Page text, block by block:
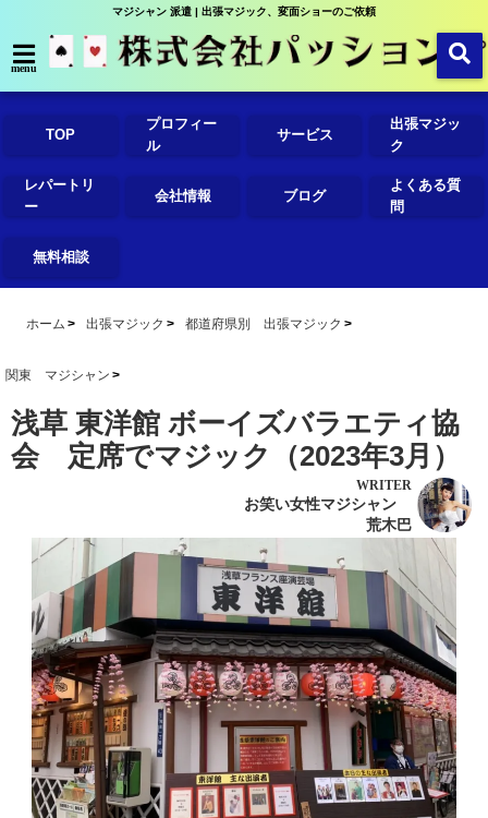
マジシャン 派遣 | 出張マジック、変面ショーのご依頼
menu
TOP
プロフィー
ル
サービス
出張マジッ
ク
レパートリ
ー
会社情報 ブログ
よくある質
問
無料相談
ホーム 出張マジック 都道府県別 出張マジック
関東 マジシャン
浅草 東洋館 ボーイズバラエティ協
会 定席でマジック（2023年3月）
WRITER
お笑い女性マジシャン
荒木巴